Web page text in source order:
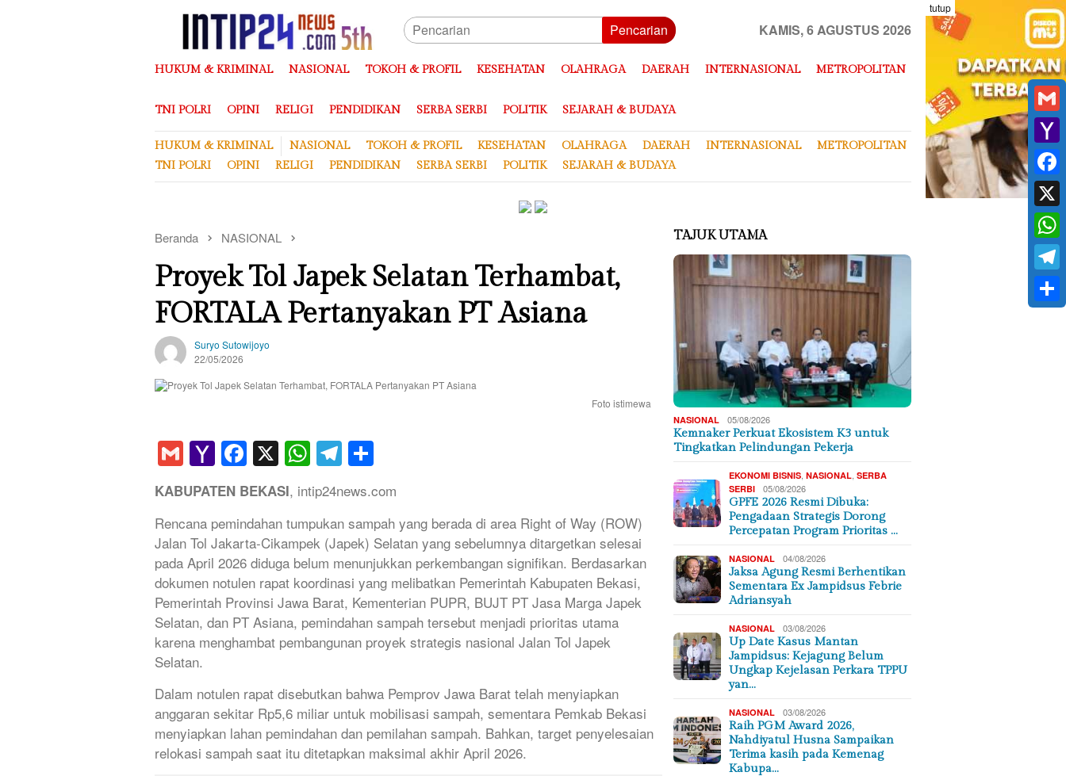
tutup
Pencarian KAMIS, 6 AGUSTUS 2026
HUKUM & KRIMINAL NASIONAL TOKOH & PROFIL KESEHATAN OLAHRAGA DAERAH INTERNASIONAL METROPOLITAN
TNI POLRI OPINI RELIGI PENDIDIKAN SERBA SERBI POLITIK SEJARAH & BUDAYA
HUKUM & KRIMINAL NASIONAL TOKOH & PROFIL KESEHATAN OLAHRAGA DAERAH INTERNASIONAL
METROPOLITAN
TNI POLRI
OPINI RELIGI PENDIDIKAN SERBA SERBI POLITIK SEJARAH & BUDAYA
Beranda NASIONAL
Proyek Tol Japek Selatan Terhambat,
FORTALA Pertanyakan PT Asiana
Suryo Sutowijoyo
22/05/2026
Foto istimewa
GmailYahoo
Mail
Facebook
X WhatsApp
Telegram
KABUPATEN BEKASI, intip24news.com
Rencana pemindahan tumpukan sampah yang berada di area Right of Way (ROW)
Jalan Tol Jakarta-Cikampek (Japek) Selatan yang sebelumnya ditargetkan selesai
pada April 2026 diduga belum menunjukkan perkembangan signifikan. Berdasarkan
dokumen notulen rapat koordinasi yang melibatkan Pemerintah Kabupaten Bekasi,
Pemerintah Provinsi Jawa Barat, Kementerian PUPR, BUJT PT Jasa Marga Japek
Selatan, dan PT Asiana, pemindahan sampah tersebut menjadi prioritas utama
karena menghambat pembangunan proyek strategis nasional Jalan Tol Japek
Selatan.
Dalam notulen rapat disebutkan bahwa Pemprov Jawa Barat telah menyiapkan
anggaran sekitar Rp5,6 miliar untuk mobilisasi sampah, sementara Pemkab Bekasi
menyiapkan lahan pemindahan dan pemilahan sampah. Bahkan, target penyelesaian
relokasi sampah saat itu ditetapkan maksimal akhir April 2026.
TAJUK UTAMA
NASIONAL 05/08/2026
Kemnaker Perkuat Ekosistem K3 untuk
Tingkatkan Pelindungan Pekerja
EKONOMI BISNIS ,NASIONAL ,SERBA
SERBI
05/08/2026
GPFE 2026 Resmi Dibuka:
Pengadaan Strategis Dorong
Percepatan Program Prioritas …
NASIONAL 04/08/2026
Jaksa Agung Resmi Berhentikan
Sementara Ex Jampidsus Febrie
Adriansyah
NASIONAL 03/08/2026
Up Date Kasus Mantan
Jampidsus: Kejagung Belum
Ungkap Kejelasan Perkara TPPU
yan…
NASIONAL 03/08/2026
Raih PGM Award 2026,
Nahdiyatul Husna Sampaikan
Terima kasih pada Kemenag
Kabupa…
Mail
X